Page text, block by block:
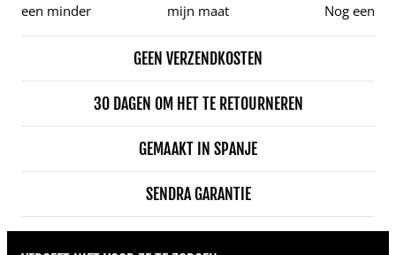
een minder mijn maat Nog een
GEEN VERZENDKOSTEN
30 DAGEN OM HET TE RETOURNEREN
GEMAAKT IN SPANJE
SENDRA GARANTIE